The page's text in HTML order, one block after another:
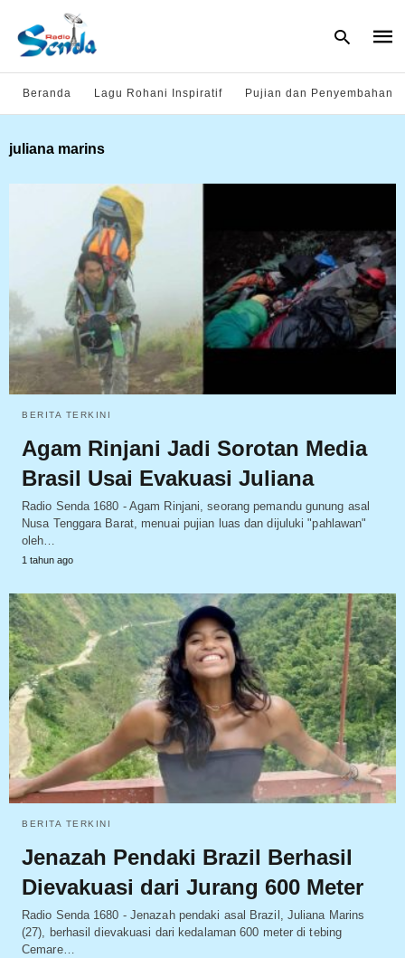
Beranda Lagu Rohani Inspiratif Pujian dan Penyembahan
juliana marins
BERITA TERKINI
Agam Rinjani Jadi Sorotan Media
Brasil Usai Evakuasi Juliana
Radio Senda 1680 - Agam Rinjani, seorang pemandu gunung asal
Nusa Tenggara Barat, menuai pujian luas dan dijuluki "pahlawan"
oleh…
1 tahun ago
BERITA TERKINI
Jenazah Pendaki Brazil Berhasil
Dievakuasi dari Jurang 600 Meter
Radio Senda 1680 - Jenazah pendaki asal Brazil, Juliana Marins
(27), berhasil dievakuasi dari kedalaman 600 meter di tebing
Cemare…